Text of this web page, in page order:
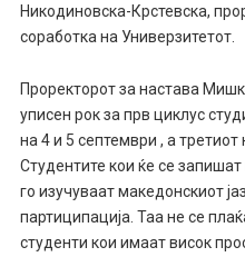
Никодиновска-Крстевска,
соработка на Универзитетот.
Проректорот за настава
уписен рок за прв циклус
на 4 и 5 септември , а третиот
Студентите кои ќе се
го изучуваат македонскиот
партиципација. Таа не се
студенти кои имаат висок